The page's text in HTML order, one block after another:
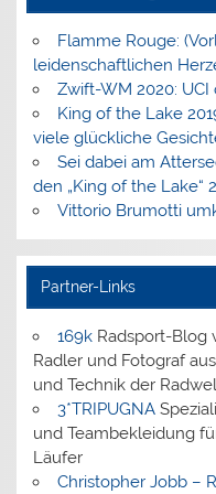
Flamme Rouge:
leidenschaftlichen
Zwift-WM 2020:
King of the Lake
viele glückliche
Sei dabei am
den „King of the Lake“
Vittorio Brumotti
Partner-Links
169kRadsport-Blog
Radler und Fotograf
und Technik der
3*TRIPUGNA
und Teambekleidung
Läufer
Christopher Jobb –